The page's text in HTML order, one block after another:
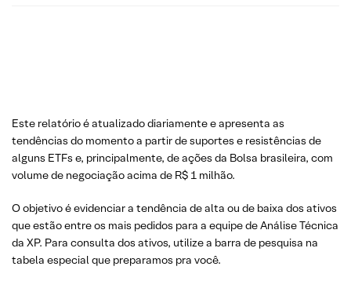
Este relatório é atualizado diariamente e apresenta as
tendências do momento a partir de suportes e resistências de
alguns ETFs e, principalmente, de ações da Bolsa brasileira, com
volume de negociação acima de R$ 1 milhão.
O objetivo é evidenciar a tendência de alta ou de baixa dos ativos
que estão entre os mais pedidos para a equipe de Análise Técnica
da XP. Para consulta dos ativos, utilize a barra de pesquisa na
tabela especial que preparamos pra você.